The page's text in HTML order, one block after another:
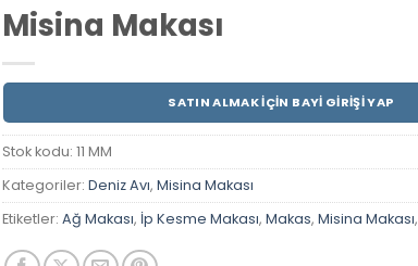
Misina Makası
SATIN ALMAK İÇIN BAYI GIRIŞI YAP
Stok kodu: 11 MM
Kategoriler: Deniz Avı, Misina Makası
Etiketler: Ağ Makası, İp Kesme Makası, Makas, Misina Makası,